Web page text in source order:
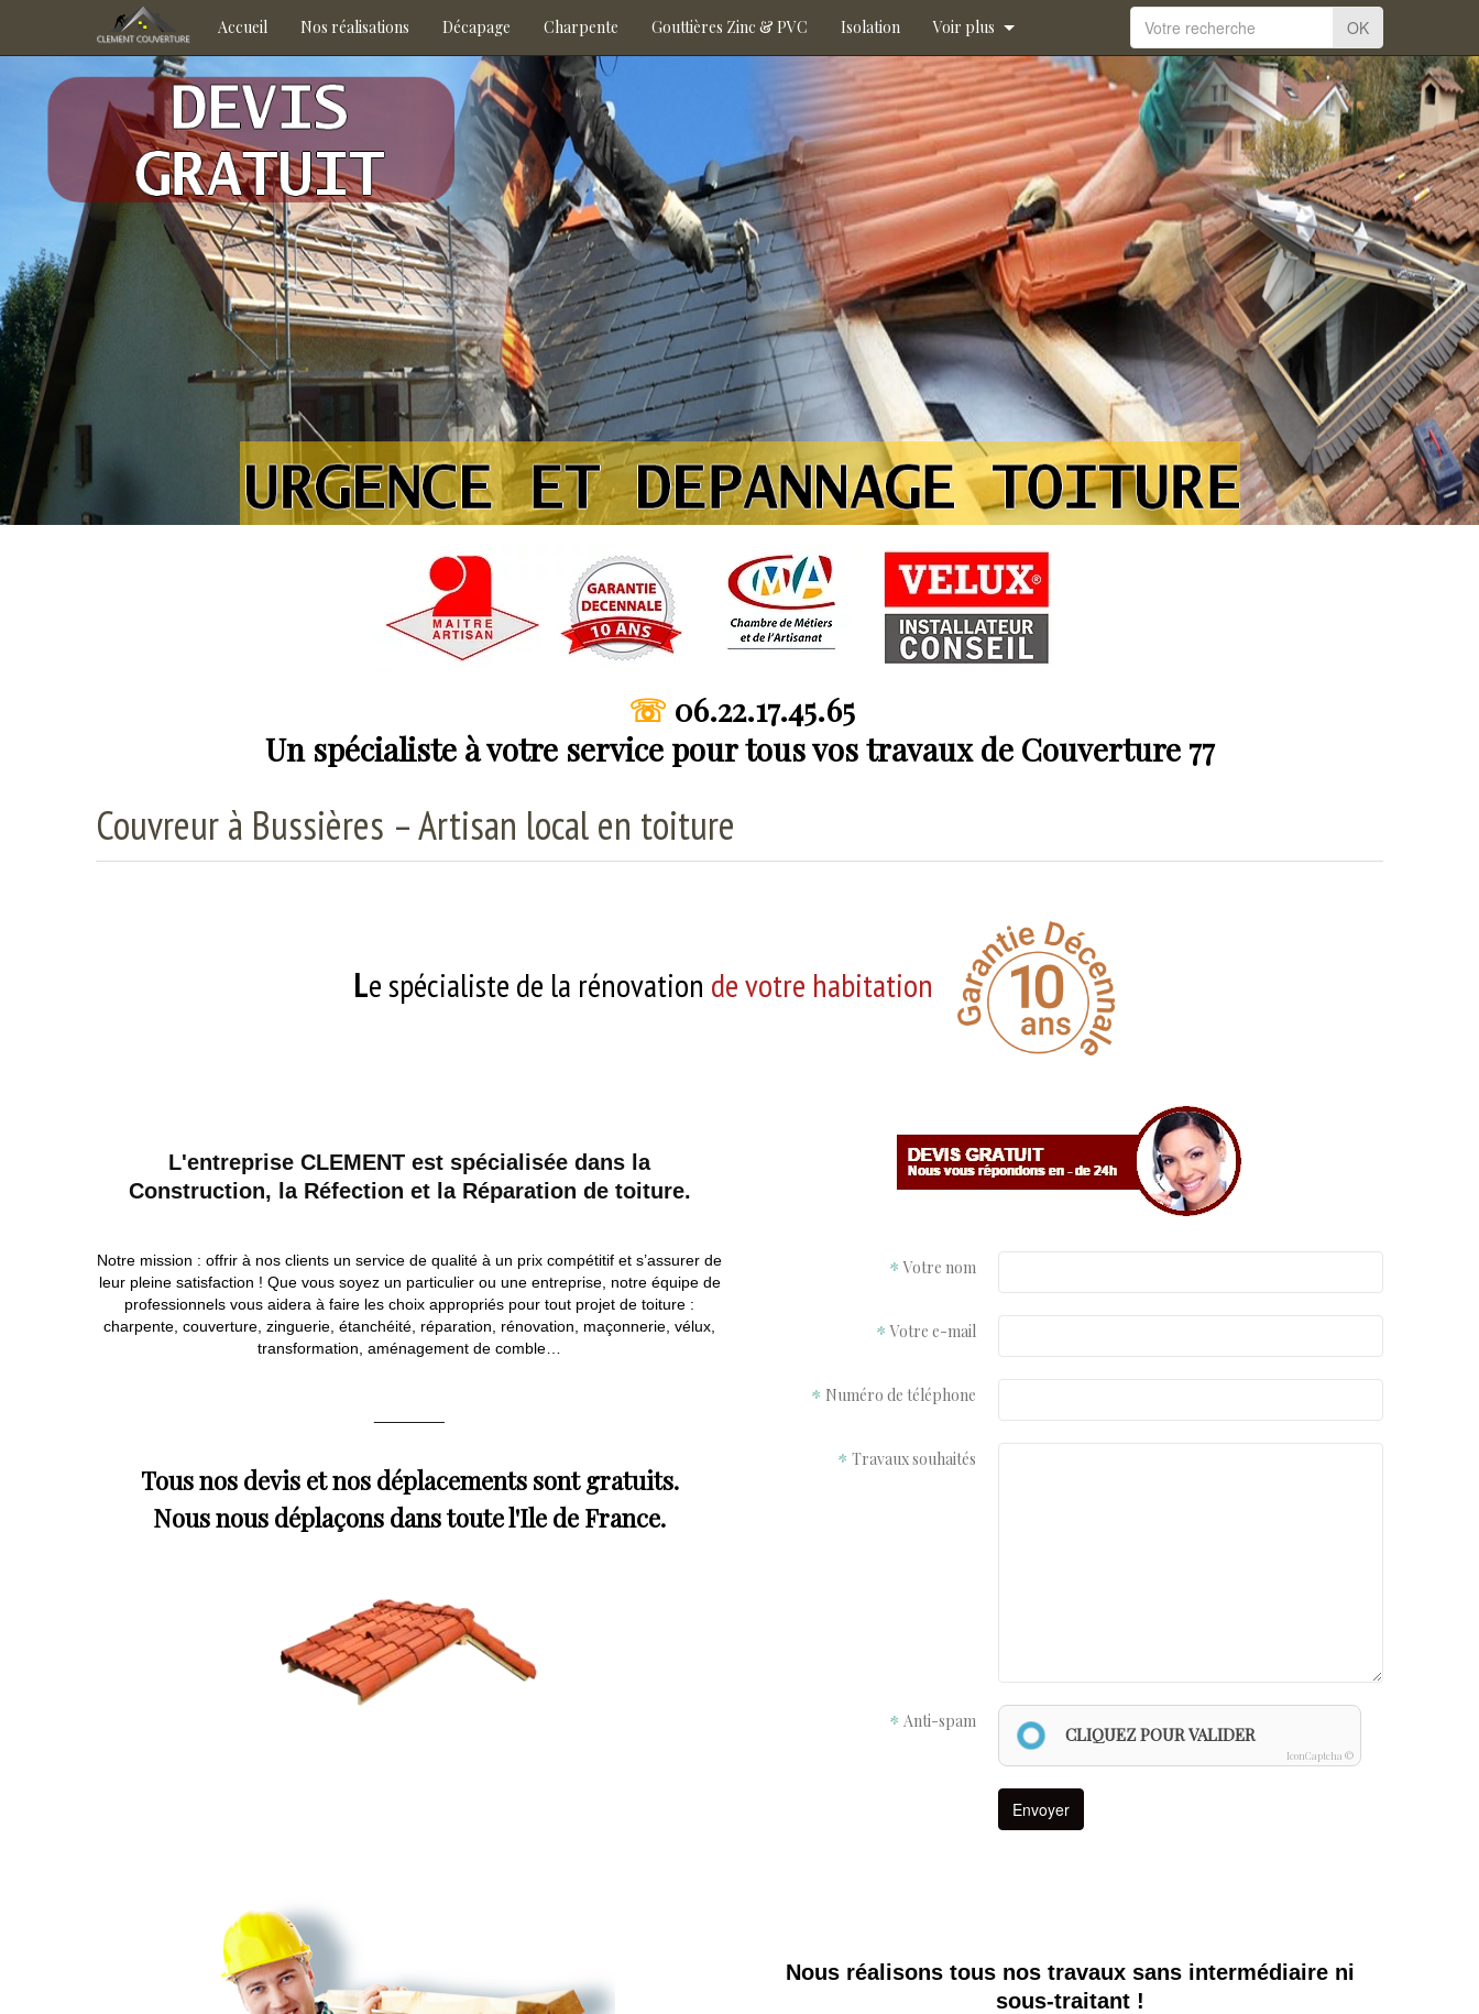
☏ 06.22.17.45.65
Un spécialiste à votre service pour tous vos travaux de Couverture 77
Accueil Nos réalisations Décapage Charpente Gouttières Zinc & PVC Isolation Voir plus OK
Couvreur à Bussières – Artisan local en toiture
Le spécialiste de la rénovation de votre habitation
L'entreprise CLEMENT est spécialisée dans la
Construction, la Réfection et la Réparation de toiture.
Notre mission : offrir à nos clients un service de qualité à un prix compétitif et s’assurer de
leur pleine satisfaction ! Que vous soyez un particulier ou une entreprise, notre équipe de
professionnels vous aidera à faire les choix appropriés pour tout projet de toiture :
charpente, couverture, zinguerie, étanchéité, réparation, rénovation, maçonnerie, vélux,
transformation, aménagement de comble…
Tous nos devis et nos déplacements sont gratuits.
Nous nous déplaçons dans toute l'Ile de France.
Votre nom
Votre e-mail
Numéro de téléphone
Travaux souhaités
Anti-spam
CLIQUEZ POUR VALIDER
IconCaptcha ©
Nous réalisons tous nos travaux sans intermédiaire ni
sous-traitant !